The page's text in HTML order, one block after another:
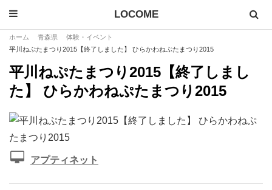
LOCOME
ホーム 青森県
体験・イベント
平川ねぷたまつり2015【終了しました】 ひらかわねぷたまつり2015
平川ねぷたまつり2015【終了しまし
た】 ひらかわねぷたまつり2015
アプティネット